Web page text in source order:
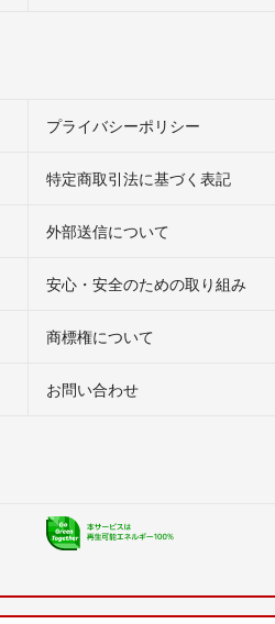
プライバシーポリシー
特定商取引法に基づく表記
外部送信について
安心・安全のための取り組み
商標権について
お問い合わせ